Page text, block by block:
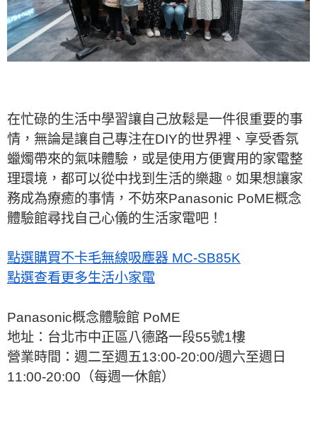
在忙碌的生活中學習讓自己放鬆是一件很重要的事
情，無論是讓自己專注在DIY的世界裡、享受香氛
蠟燭帶來的氣味體驗，或是使用方便實用的家電整
理環境，都可以從中找到生活的樂趣。如果想讓家
務成為療癒的事情，不妨來Panasonic PoME概念
體驗館尋找自己心儀的生活家電吧！
點選購買不卡毛無線吸塵器 MC-SB85K
點選查看更多生活小家電
Panasonic概念體驗館 PoME
地址：台北市中正區八德路一段55號1樓
營業時間：週二至週五13:00-20:00/週六至週日
11:00-20:00（每週一休館）